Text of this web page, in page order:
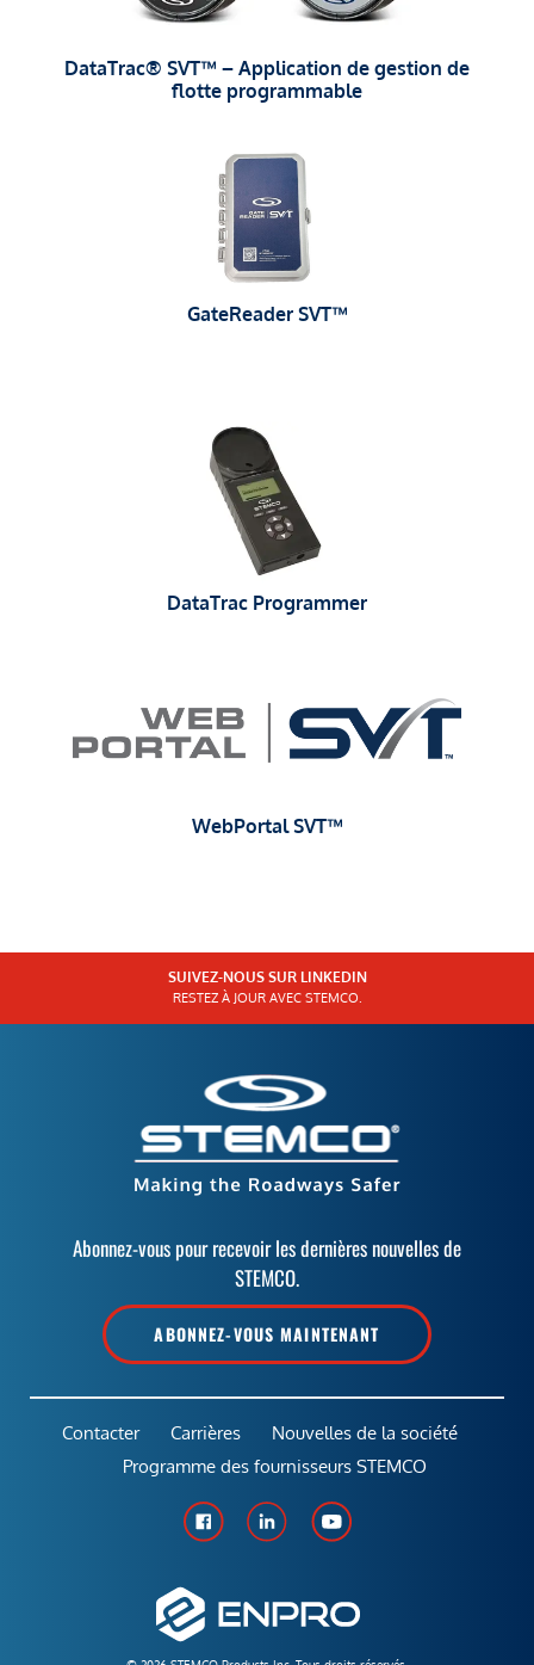
DataTrac® SVT™ – Application de gestion de
flotte programmable
GateReader SVT™
DataTrac Programmer
WebPortal SVT™
SUIVEZ-NOUS SUR LINKEDIN
RESTEZ À JOUR AVEC STEMCO.
Abonnez-vous pour recevoir les dernières nouvelles de
STEMCO.
ABONNEZ-VOUS MAINTENANT
Contacter Carrières
Nouvelles de la société
Programme des fournisseurs STEMCO